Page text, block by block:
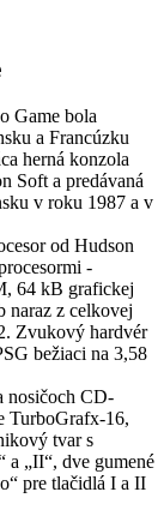
Game bola
a Francúzku
herná konzola
Soft a predávaná
v roku 1987 a v
od Hudson
-
64 kB grafickej
naraz z celkovej
Zvukový hardvér
bežiaci na 3,58
nosičoch CD-
TurboGrafx-16,
tvar s
a „II“, dve gumené
pre tlačidlá I a II